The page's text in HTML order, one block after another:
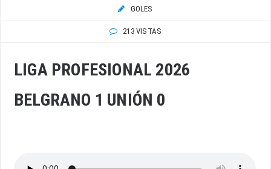
GOLES
213 VISTAS
LIGA PROFESIONAL 2026
BELGRANO 1 UNIÓN 0